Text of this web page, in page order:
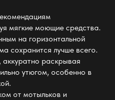
мягкие моющие средства.
на горизонтальной
сохранится лучше всего.
аккуратно раскрывая
утюгом, особенно в
от мотыльков и